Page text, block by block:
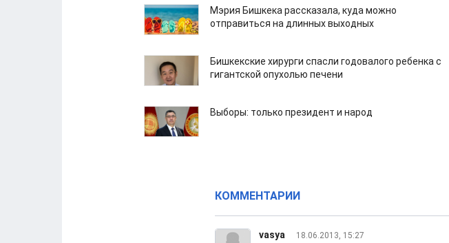
Мэрия Бишкека рассказала, куда можно
отправиться на длинных выходных
Бишкекские хирурги спасли годовалого ребенка с
гигантской опухолью печени
Выборы: только президент и народ
КОММЕНТАРИИ
vasya 18.06.2013, 15:27